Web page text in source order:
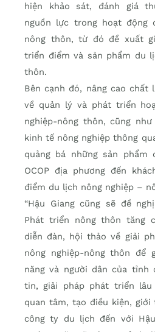
hiện khảo sát, đánh giá
nguồn lực trong hoạt động
nông thôn, từ đó đề xuất
triển điểm và sản phẩm du
thôn.
Bên cạnh đó, nâng cao chất
về quản lý và phát triển
nghiệp-nông thôn, cũng
kinh tế nông nghiệp thông
quảng bá những sản phẩm
OCOP địa phương đến
điểm du lịch nông nghiệp –
“Hậu Giang cũng sẽ đề
Phát triển nông thôn tăng
diễn đàn, hội thảo về giải
nông nghiệp-nông thôn để
năng và người dân của tỉnh
tin, giải pháp phát triển
quan tâm, tạo điều kiện, giới
công ty du lịch đến với